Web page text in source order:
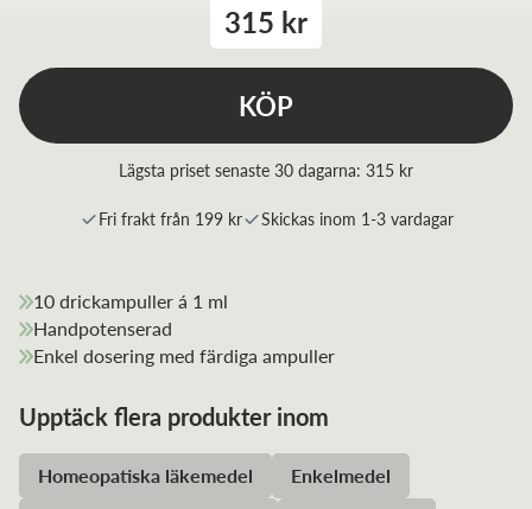
315 kr
KÖP
Lägsta priset senaste 30 dagarna: 315 kr
Fri frakt från 199 kr Skickas inom 1-3 vardagar
10 drickampuller á 1 ml
Handpotenserad
Enkel dosering med färdiga ampuller
Upptäck flera produkter inom
Homeopatiska läkemedel
Enkelmedel